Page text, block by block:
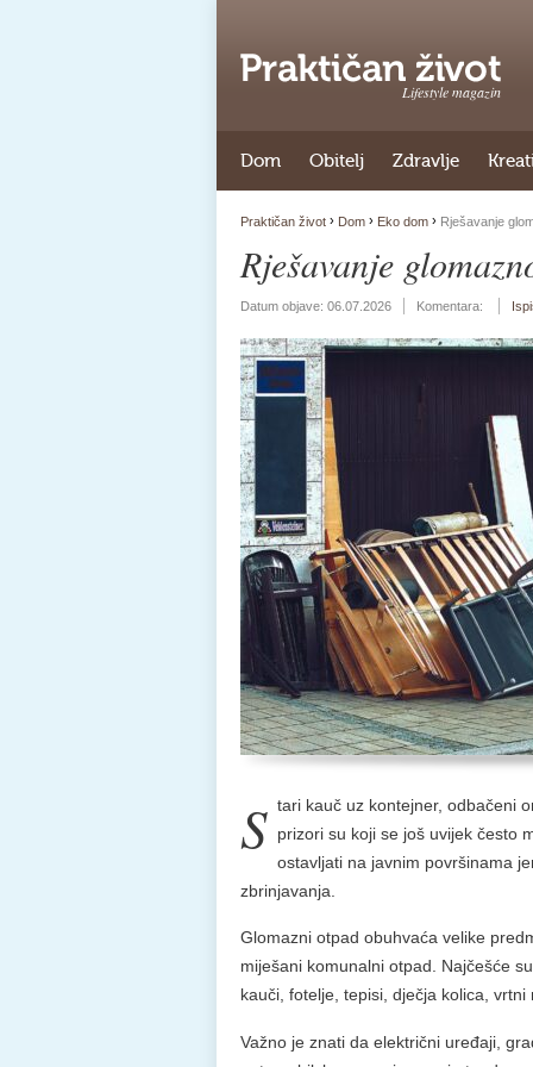
Lifestyle magazin
Dom Obitelj Zdravlje
Praktičan život › Dom › Eko dom › Rješavanje
Rješavanje
Datum objave: 06.07.2026 Komentara:
S tari kauč uz kontejner, odbačeni
prizori su koji se još uvijek često
ostavljati na javnim površinama
zbrinjavanja.
Glomazni otpad obuhvaća velike
miješani komunalni otpad. Najčešće
kauči, fotelje, tepisi, dječja kolica,
Važno je znati da električni uređaji,